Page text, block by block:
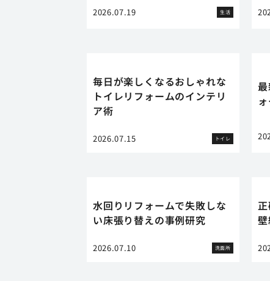
2026.07.19 生活
毎日が楽しくなるおしゃれな
トイレリフォームのインテリ
ア術
2026.07.15 トイレ
水回りリフォームで失敗しな
い床張り替えの事例研究
2026.07.10 洗面所